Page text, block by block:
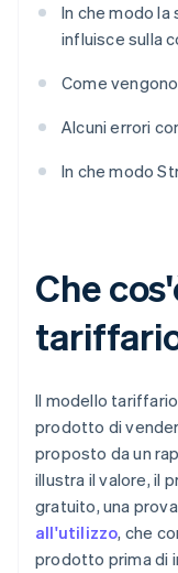
In che modo
influisce sulla
Come
Alcuni errori
In che modo
Che
Il modello
prodotto di
proposto da un
illustra il valore, il
gratuito, una
all'utilizzo, che
prodotto prima di